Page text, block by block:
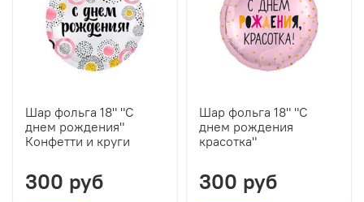
Шар фольга 18" "С
днем рождения"
Конфетти и круги
300 руб
Шар фольга 18" "С
днем рождения
красотка"
300 руб